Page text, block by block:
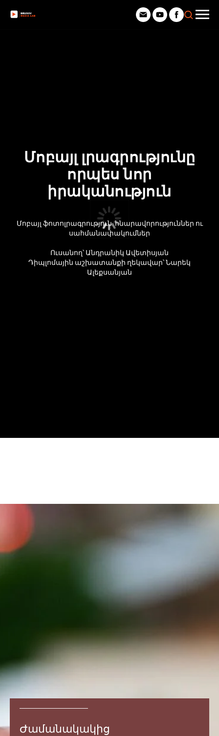
Մոբայլ լրագրությունը
որպես նոր
իրականություն
Մոբայլ ֆոտոլրագրություն. հնարավորություններ ու
սահմանափակումներ
Ուսանող՝ Անդրանիկ Ավետիսյան
Դիպլոմային աշխատանքի ղեկավար՝ Նարեկ
Ալեքսանյան
Ժամանակակից